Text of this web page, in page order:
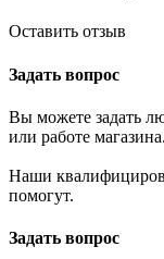
Оставить отзыв
Задать вопрос
Вы можете задать
или работе магазина.
Наши
помогут.
Задать вопрос